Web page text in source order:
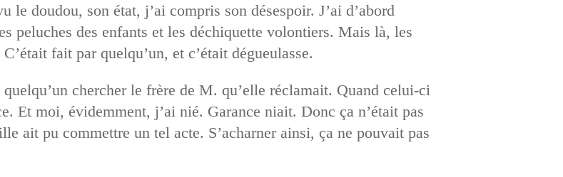
doudou, son état, j’ai compris son désespoir. J’ai d’abord
peluches des enfants et les déchiquette volontiers. Mais là, les
fait par quelqu’un, et c’était dégueulasse.
chercher le frère de M. qu’elle réclamait. Quand celui-ci
Et moi, évidemment, j’ai nié. Garance niait. Donc ça n’était pas
ait pu commettre un tel acte. S’acharner ainsi, ça ne pouvait pas